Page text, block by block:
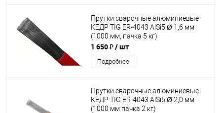
Прутки сварочные алюминиевые
КЕДР TIG ER-4043 AlSi5 Ø 1,6 мм
(1000 мм, пачка 5 кг)
1 650 ₽/ шт
Подробнее
Прутки сварочные алюминиевые
КЕДР TIG ER-4043 AlSi5 Ø 2,0 мм
(1000 мм пачка 2 кг)